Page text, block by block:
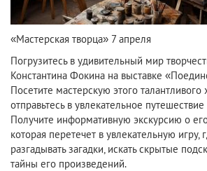
«Мастерская творца» 7 апреля
Погрузитесь в удивительный мир
Константина Фокина на выставке
Посетите мастерскую этого талантливого
отправьтесь в увлекательное
Получите информативную экскурсию о
которая перетечет в увлекательную игру,
разгадывать загадки, искать скрытые
тайны его произведений.